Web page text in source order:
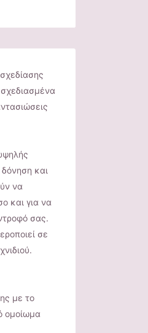
δόνηση και
να
και για να
σας.
σε
με το
ομοίωμα